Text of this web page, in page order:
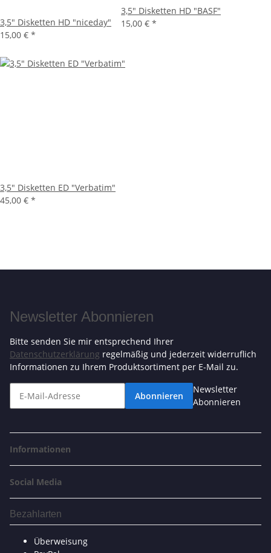
3,5" Disketten HD "niceday"
15,00 € *
3,5" Disketten HD "BASF"
15,00 € *
3,5" Disketten ED "Verbatim"
45,00 € *
Newsletter Abonnieren
Bitte senden Sie mir entsprechend Ihrer
Datenschutzerklärung regelmäßig und jederzeit widerruflich
Informationen zu Ihrem Produktsortiment per E-Mail zu.
Abonnieren
Newsletter
Abonnieren
Informationen
Social Media
Bezahlarten
Überweisung